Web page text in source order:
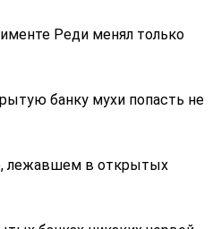
Реди менял только
банку мухи попасть не
лежавшем в открытых